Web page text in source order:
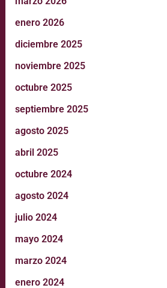
enero 2026
diciembre 2025
noviembre 2025
octubre 2025
septiembre 2025
agosto 2025
abril 2025
octubre 2024
agosto 2024
julio 2024
mayo 2024
marzo 2024
enero 2024